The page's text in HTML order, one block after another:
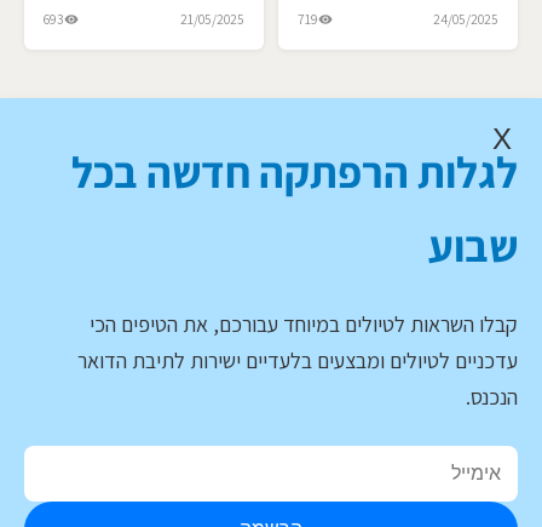
24/05/2025
719
21/05/2025
693
X
לגלות הרפתקה חדשה בכל
שבוע
קבלו השראות לטיולים במיוחד עבורכם, את הטיפים הכי
עדכניים לטיולים ומבצעים בלעדיים ישירות לתיבת הדואר
הנכנס.